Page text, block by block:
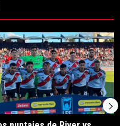
tras la derrota ante
artículo de tendencia con el